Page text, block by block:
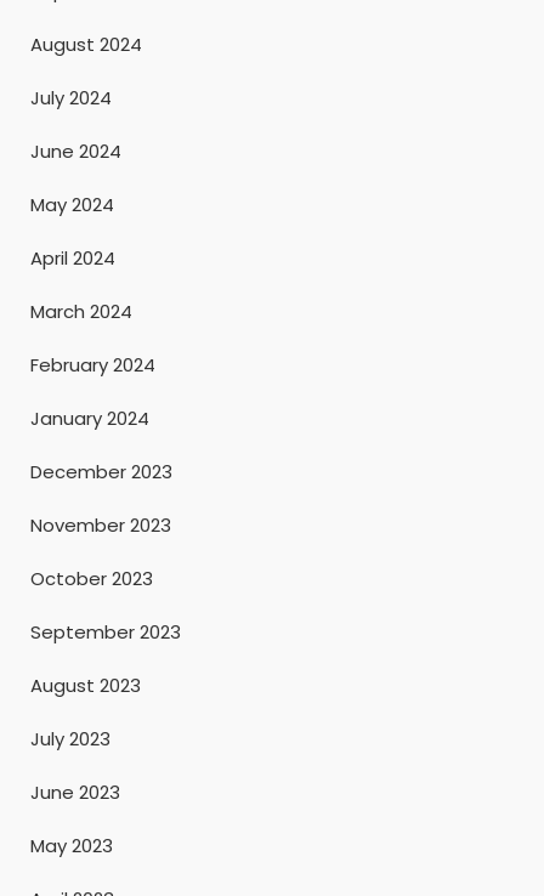
August 2024
July 2024
June 2024
May 2024
April 2024
March 2024
February 2024
January 2024
December 2023
November 2023
October 2023
September 2023
August 2023
July 2023
June 2023
May 2023